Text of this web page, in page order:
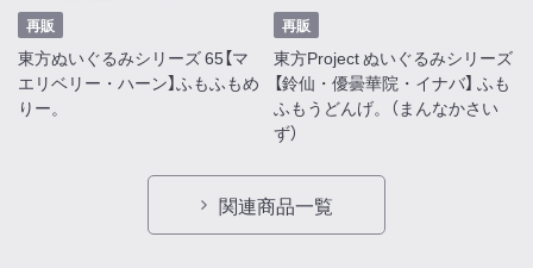
再販
東方ぬいぐるみシリーズ 65【マ
エリベリー・ハーン】ふもふもめ
りー。
再販
東方Project ぬいぐるみシリーズ
【鈴仙・優曇華院・イナバ】 ふも
ふもうどんげ。（まんなかさい
ず）
関連商品一覧